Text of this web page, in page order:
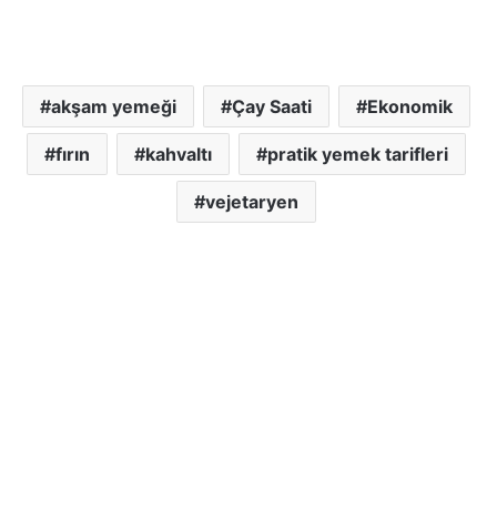
akşam yemeği Çay Saati Ekonomik
fırın kahvaltı pratik yemek tarifleri
vejetaryen